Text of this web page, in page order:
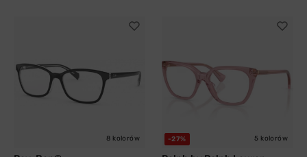
8 kolorów -27% 5 kolorów